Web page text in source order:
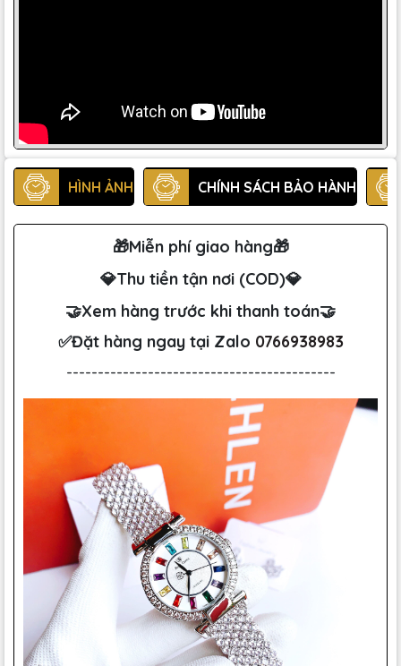
HÌNH ẢNH CHÍNH SÁCH BẢO HÀNH
🎁Miễn phí giao hàng🎁
💎Thu tiền tận nơi (COD)💎
🤝Xem hàng trước khi thanh toán🤝
✅Đặt hàng ngay tại Zalo 0766938983
-------------------------------------------